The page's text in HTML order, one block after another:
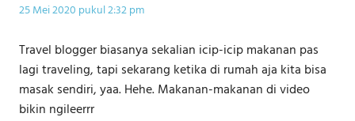
25 Mei 2020 pukul 2:32 pm
Travel blogger biasanya sekalian icip-icip makanan pas
lagi traveling, tapi sekarang ketika di rumah aja kita bisa
masak sendiri, yaa. Hehe. Makanan-makanan di video
bikin ngileerrr